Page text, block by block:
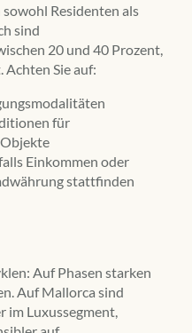
Residenten als
sind
20 und 40 Prozent,
Sie auf:
für
Einkommen oder
stattfinden
Auf Phasen starken
Auf Mallorca sind
im Luxussegment,